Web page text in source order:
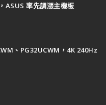
ASUS 率先調漲主機板
、PG32UCWM，4K 240Hz